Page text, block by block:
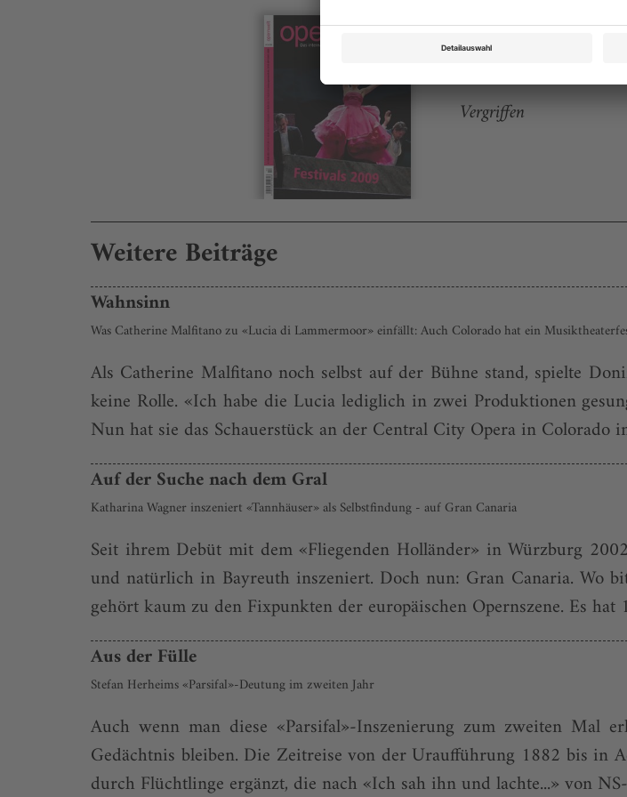
Rubrik: Magazin, Seite 90
Vergriffen
Weitere Beiträge
Wahnsinn
Was Catherine Malfitano zu «Lucia di Lammermoor» einfällt: Auch Colorado hat ein
Als Catherine Malfitano noch selbst auf der Bühne stand, spielte
keine Rolle. «Ich habe die Lucia lediglich in zwei Produktionen
Nun hat sie das Schauerstück an der Central City Opera in Colorado
Auf der Suche nach dem Gral
Katharina Wagner inszeniert «Tannhäuser» als Selbstfindung - auf Gran Canaria
Seit ihrem Debüt mit dem «Fliegenden Holländer» in Würzburg
und natürlich in Bayreuth inszeniert. Doch nun: Gran Canaria. Wo
gehört kaum zu den Fixpunkten der europäischen Opernszene. Es
Aus der Fülle
Stefan Herheims «Parsifal»-Deutung im zweiten Jahr
Auch wenn man diese «Parsifal»-Inszenierung zum zweiten
Gedächtnis bleiben. Die Zeitreise von der Uraufführung 1882 bis in
durch Flüchtlinge ergänzt, die nach «Ich sah ihn und lachte...» von